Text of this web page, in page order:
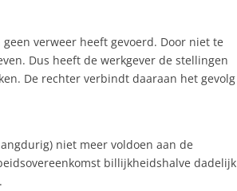
verweer heeft gevoerd. Door niet te
Dus heeft de werkgever de stellingen
De rechter verbindt daaraan het gevolg
niet meer voldoen aan de
billijkheidshalve dadelijk